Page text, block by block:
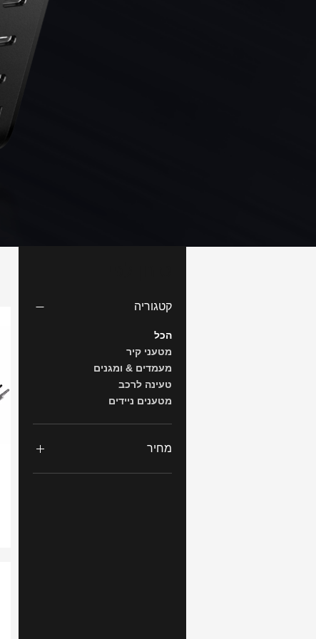
קטגוריה
הכל
מטעני קיר
מעמדים & ומגנים
טעינה לרכב
מטענים ניידים
מחיר